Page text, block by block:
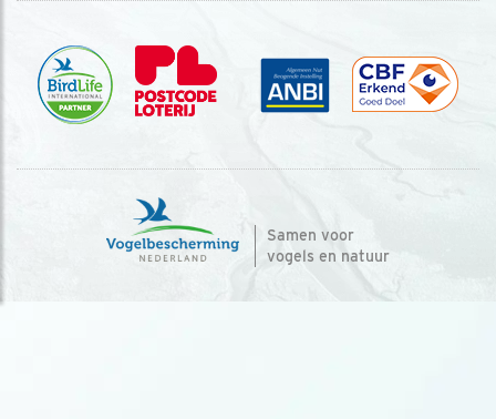
Samen voor
vogels en natuur